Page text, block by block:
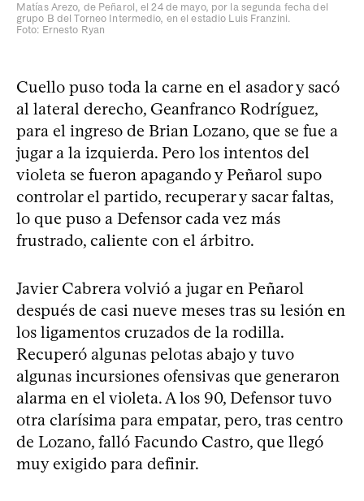
Matías Arezo, de Peñarol, el 24 de mayo, por la segunda fecha del
grupo B del Torneo Intermedio, en el estadio Luis Franzini.
Foto: Ernesto Ryan
Cuello puso toda la carne en el asador y sacó
al lateral derecho, Geanfranco Rodríguez,
para el ingreso de Brian Lozano, que se fue a
jugar a la izquierda. Pero los intentos del
violeta se fueron apagando y Peñarol supo
controlar el partido, recuperar y sacar faltas,
lo que puso a Defensor cada vez más
frustrado, caliente con el árbitro.
Javier Cabrera volvió a jugar en Peñarol
después de casi nueve meses tras su lesión en
los ligamentos cruzados de la rodilla.
Recuperó algunas pelotas abajo y tuvo
algunas incursiones ofensivas que generaron
alarma en el violeta. A los 90, Defensor tuvo
otra clarísima para empatar, pero, tras centro
de Lozano, falló Facundo Castro, que llegó
muy exigido para definir.